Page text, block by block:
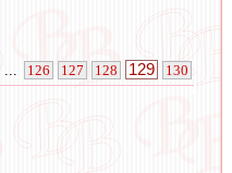
126 127 128 129 130